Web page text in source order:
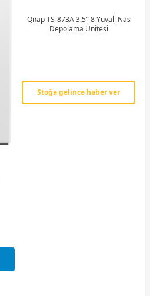
Qnap TS-873A 3.5″ 8 Yuvalı Nas
Depolama Ünitesi
Stoğa gelince haber ver